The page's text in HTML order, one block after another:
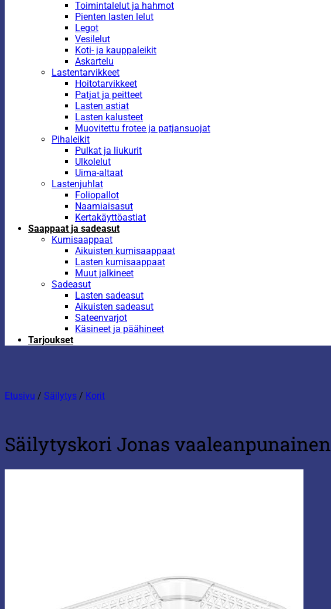
Toimintalelut ja hahmot
Pienten lasten lelut
Legot
Vesilelut
Koti- ja kauppaleikit
Askartelu
Lastentarvikkeet
Hoitotarvikkeet
Patjat ja peitteet
Lasten astiat
Lasten kalusteet
Muovitettu frotee ja patjansuojat
Pihaleikit
Pulkat ja liukurit
Ulkolelut
Uima-altaat
Lastenjuhlat
Foliopallot
Naamiaisasut
Kertakäyttöastiat
Saappaat ja sadeasut
Kumisaappaat
Aikuisten kumisaappaat
Lasten kumisaappaat
Muut jalkineet
Sadeasut
Lasten sadeasut
Aikuisten sadeasut
Sateenvarjot
Käsineet ja päähineet
Tarjoukset
Etusivu / Säilytys / Korit
Säilytyskori Jonas vaaleanpunainen